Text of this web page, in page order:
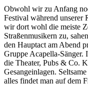
Obwohl wir zu Anfang
Festival während unserer
wir dort wohl die meiste
Straßenmusikern zu,
den Hauptact am Abend
Gruppe Acapella-Sänger.
die Theater, Pubs & Co.
Gesangeinlagen.
alles findet man auf dem